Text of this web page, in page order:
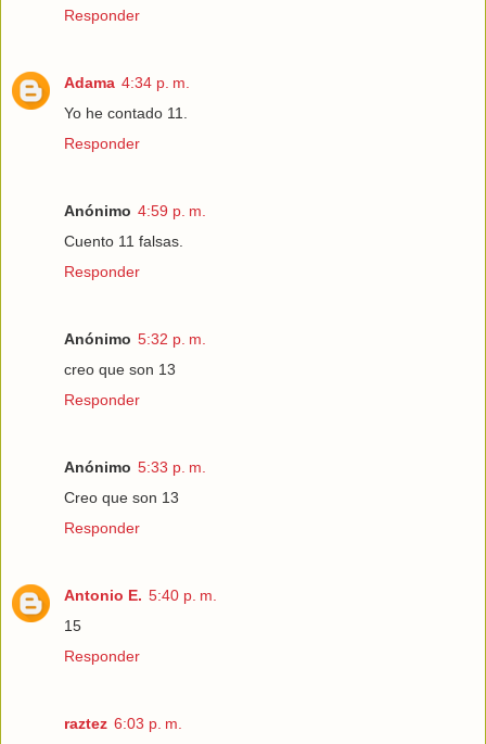
Responder
Adama 4:34 p. m.
Yo he contado 11.
Responder
Anónimo 4:59 p. m.
Cuento 11 falsas.
Responder
Anónimo 5:32 p. m.
creo que son 13
Responder
Anónimo 5:33 p. m.
Creo que son 13
Responder
Antonio E. 5:40 p. m.
15
Responder
raztez 6:03 p. m.